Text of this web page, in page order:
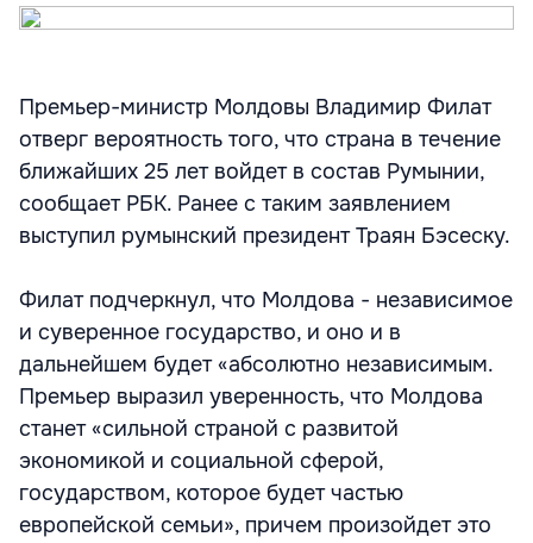
Премьер-министр Молдовы Владимир Филат
отверг вероятность того, что страна в течение
ближайших 25 лет войдет в состав Румынии,
сообщает РБК. Ранее с таким заявлением
выступил румынский президент Траян Бэсеску.
Филат подчеркнул, что Молдова - независимое
и суверенное государство, и оно и в
дальнейшем будет «абсолютно независимым.
Премьер выразил уверенность, что Молдова
станет «сильной страной с развитой
экономикой и социальной сферой,
государством, которое будет частью
европейской семьи», причем произойдет это